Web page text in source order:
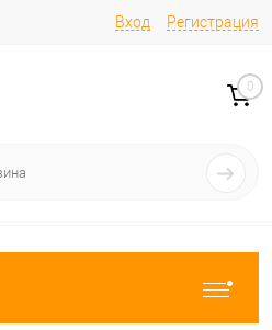
Вход Регистрация
0